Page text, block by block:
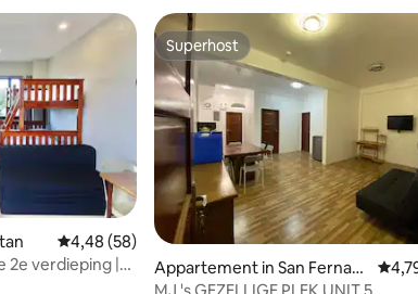
5, 48 recensies
Gemiddelde beoordeling van 4,48 uit 5, 58
4,48 (58)
2e verdieping |
Superhost
Superhost
Appartement in San Fernan
do